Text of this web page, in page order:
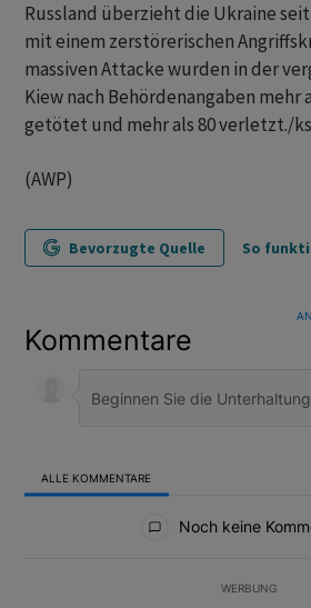
Russland überzieht die Ukraine
mit einem zerstörerischen
massiven Attacke wurden in der
Kiew nach Behördenangaben mehr
getötet und mehr als 80 verletzt./
(AWP)
Bevorzugte Quelle So
Kommentare
ALLE KOMMENTARE
Noch keine
WERBUNG